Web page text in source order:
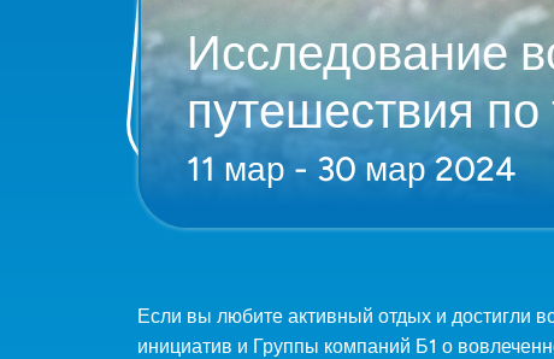
Исследование
путешествия
11 мар - 30 мар 2024
Если вы любите активный отдых и достигли
инициатив и Группы компаний Б1 о